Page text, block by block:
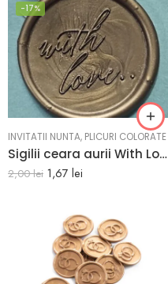
-17%
INVITATII NUNTA, PLICURI COLORATE
Sigilii ceara aurii With Love
2,00lei 1,67 lei